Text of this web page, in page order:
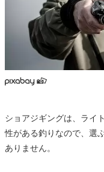
ショアジギングは、ライ
性がある釣りなので、選
ありません。